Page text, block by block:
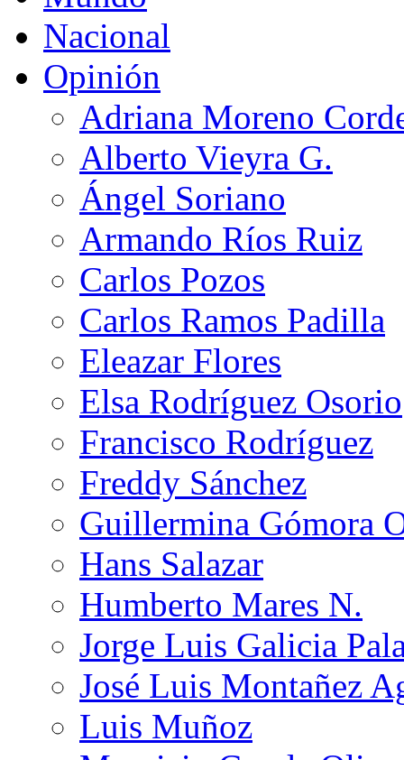
Nacional
Opinión
Adriana Moreno
Alberto Vieyra G.
Ángel Soriano
Armando Ríos Ruiz
Carlos Pozos
Carlos Ramos Padilla
Eleazar Flores
Elsa Rodríguez Osorio
Francisco Rodríguez
Freddy Sánchez
Guillermina Gómora
Hans Salazar
Humberto Mares N.
Jorge Luis Galicia
José Luis Montañez
Luis Muñoz